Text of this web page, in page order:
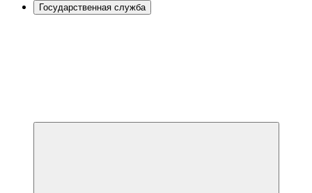
Государственная служба